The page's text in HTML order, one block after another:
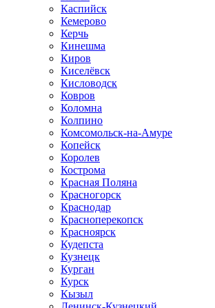
Каспийск
Кемерово
Керчь
Кинешма
Киров
Киселёвск
Кисловодск
Ковров
Коломна
Колпино
Комсомольск-на-Амуре
Копейск
Королев
Кострома
Красная Поляна
Красногорск
Краснодар
Красноперекопск
Красноярск
Кудепста
Кузнецк
Курган
Курск
Кызыл